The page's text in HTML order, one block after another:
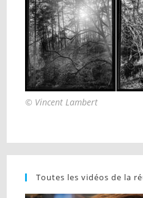
© Vincent Lambert
Toutes les vidéos de la